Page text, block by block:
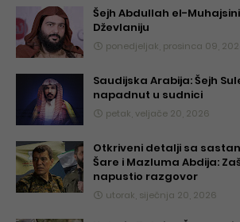
Šejh Abdullah el-
Dževlaniju
ponedjeljak, prosinca 09,
Saudijska Arabija: Šejh
napadnut u sudnici
petak, veljače 20, 2026
Otkriveni detalji sa
Šare i Mazluma Abdija:
napustio razgovor
utorak, siječnja 20, 2026